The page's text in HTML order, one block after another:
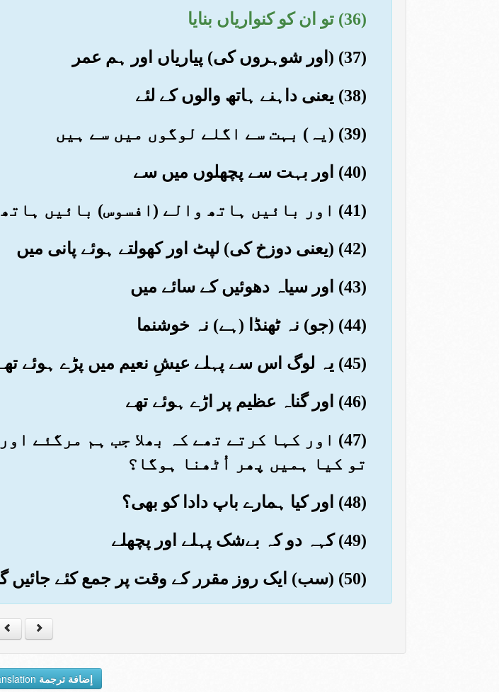
(36) تو ان کو کنواریاں بنایا
(37) (اور شوہروں کی) پیاریاں اور ہم عمر
(38) یعنی داہنے ہاتھ والوں کے لئے
(39) (یہ) بہت سے اگلے لوگوں میں سے ہیں
(40) اور بہت سے پچھلوں میں سے
(41) اور بائیں ہاتھ والے (افسوس) بائیں ہاتھ والے کیا (ہی عذاب میں) ہیں
(42) (یعنی دوزخ کی) لپٹ اور کھولتے ہوئے پانی میں
(43) اور سیاہ دھوئیں کے سائے میں
(44) (جو) نہ ٹھنڈا (ہے) نہ خوشنما
(45) یہ لوگ اس سے پہلے عیشِ نعیم میں پڑے ہوئے تھے
(46) اور گناہ عظیم پر اڑے ہوئے تھے
(47) اور کہا کرتے تھے کہ بھلا جب ہم مرگئے
تو کیا ہمیں پھر اُٹھنا ہوگا؟
(48) اور کیا ہمارے باپ دادا کو بھی؟
(49) کہہ دو کہ بےشک پہلے اور پچھلے
(50) (سب) ایک روز مقرر کے وقت پر جمع کئے جائیں گے
إضافة ترجمة